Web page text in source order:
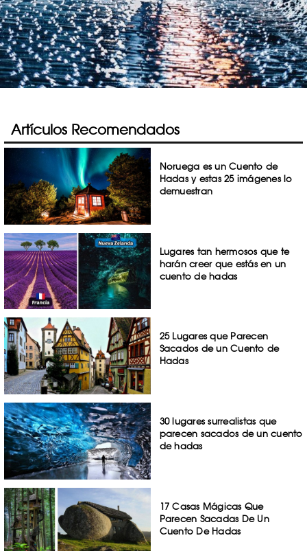
Artículos Recomendados
Noruega es un Cuento de
Hadas y estas 25 imágenes lo
demuestran
Lugares tan hermosos que te
harán creer que estás en un
cuento de hadas
25 Lugares que Parecen
Sacados de un Cuento de
Hadas
30 lugares surrealistas que
parecen sacados de un cuento
de hadas
17 Casas Mágicas Que
Parecen Sacadas De Un
Cuento De Hadas